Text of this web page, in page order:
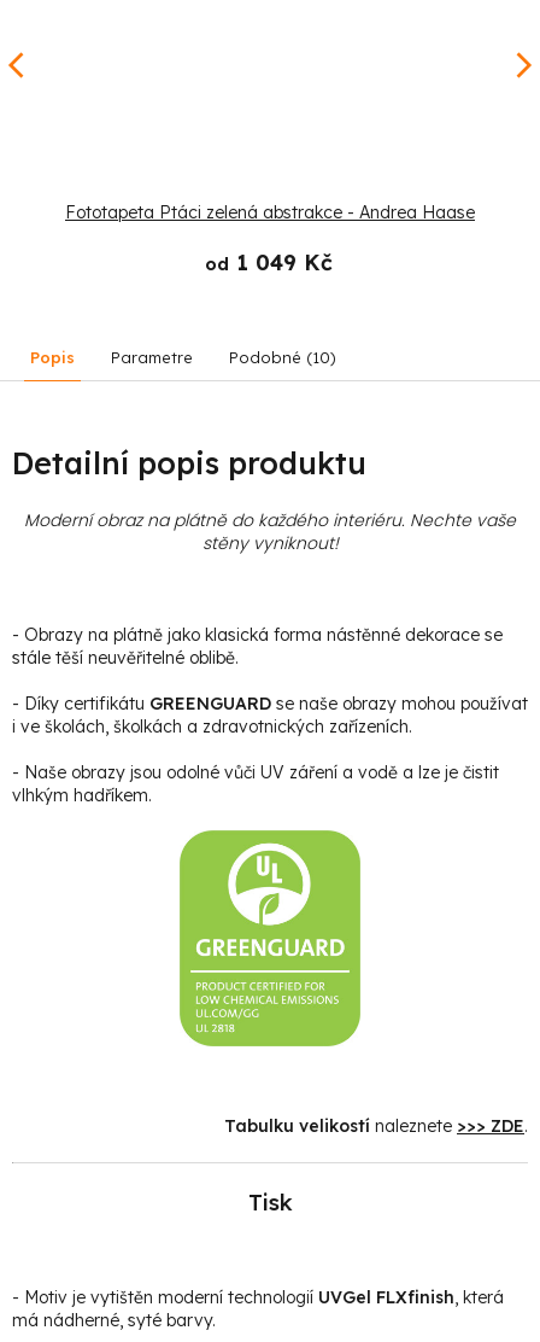
Fototapeta Ptáci zelená abstrakce - Andrea Haase
od 1 049 Kč
Popis Parametre Podobné (10)
Detailní popis produktu
Moderní obraz na plátně do každého interiéru. Nechte vaše
stěny vyniknout!
- Obrazy na plátně jako klasická forma nástěnné dekorace se
stále těší neuvěřitelné oblibě.
- Díky certifikátu GREENGUARD se naše obrazy mohou používat
i ve školách, školkách a zdravotnických zařízeních.
- Naše obrazy jsou odolné vůči UV záření a vodě a lze je čistit
vlhkým hadříkem.
Tabulku velikostí naleznete >>> ZDE.
Tisk
- Motiv je vytištěn moderní technologií UVGel FLXfinish, která
má nádherné, syté barvy.